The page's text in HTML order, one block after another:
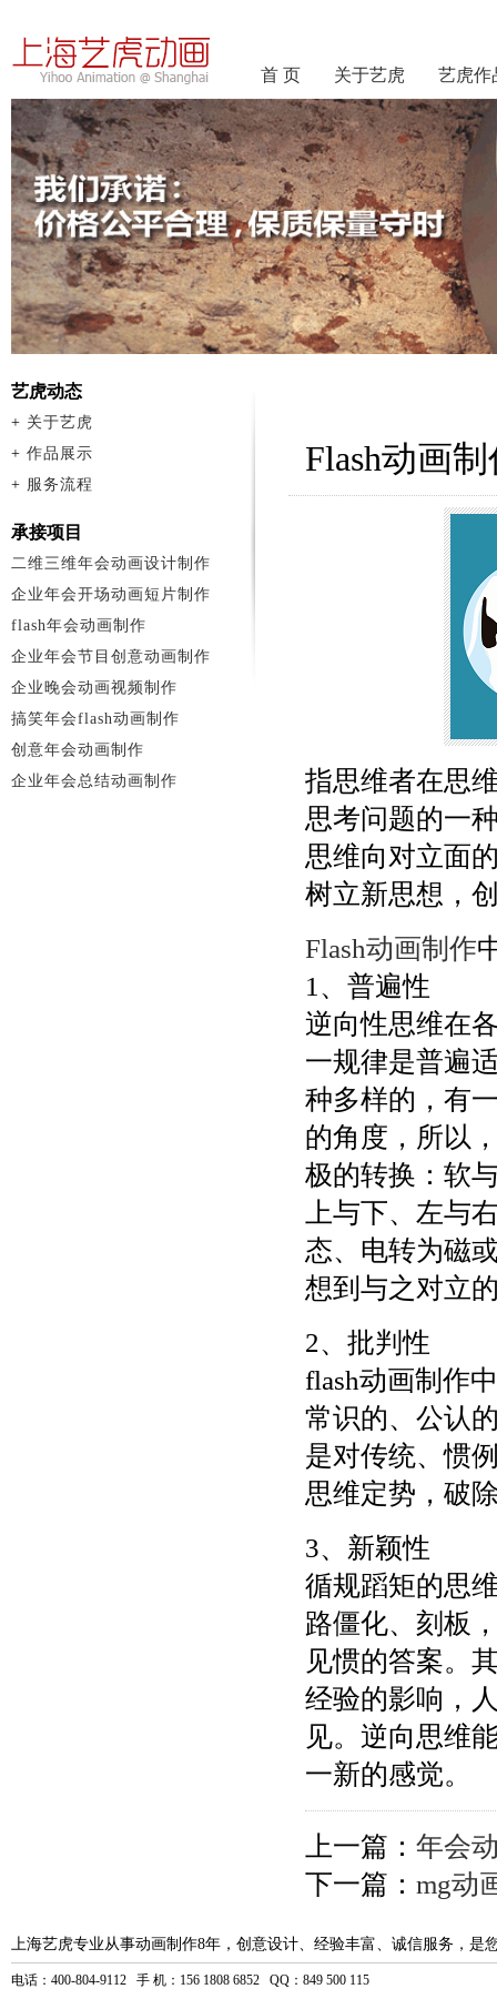
首 页 关于艺虎 艺虎作
Flash动画
指思维者在思
思考问题的一
思维向对立面
树立新思想，
Flash动画制作
1、普遍性
逆向性思维在
一规律是普遍
种多样的，有
的角度，所以
极的转换：软
上与下、左与
态、电转为磁
想到与之对立
2、批判性
flash动画制作
常识的、公认
是对传统、惯
思维定势，破
3、新颖性
循规蹈矩的思
路僵化、刻板
见惯的答案。
经验的影响，
见。逆向思维
一新的感觉。
上一篇： 年会
下一篇： mg动
艺虎动态
+ 关于艺虎
+ 作品展示
+ 服务流程
承接项目
二维三维年会动画设计制作
企业年会开场动画短片制作
flash年会动画制作
企业年会节目创意动画制作
企业晚会动画视频制作
搞笑年会flash动画制作
创意年会动画制作
企业年会总结动画制作
上海艺虎专业从事动画制作8年，创意设计、经验丰富、诚信服务，是
电话：400-804-9112 手 机：156 1808 6852 QQ：849 500 115